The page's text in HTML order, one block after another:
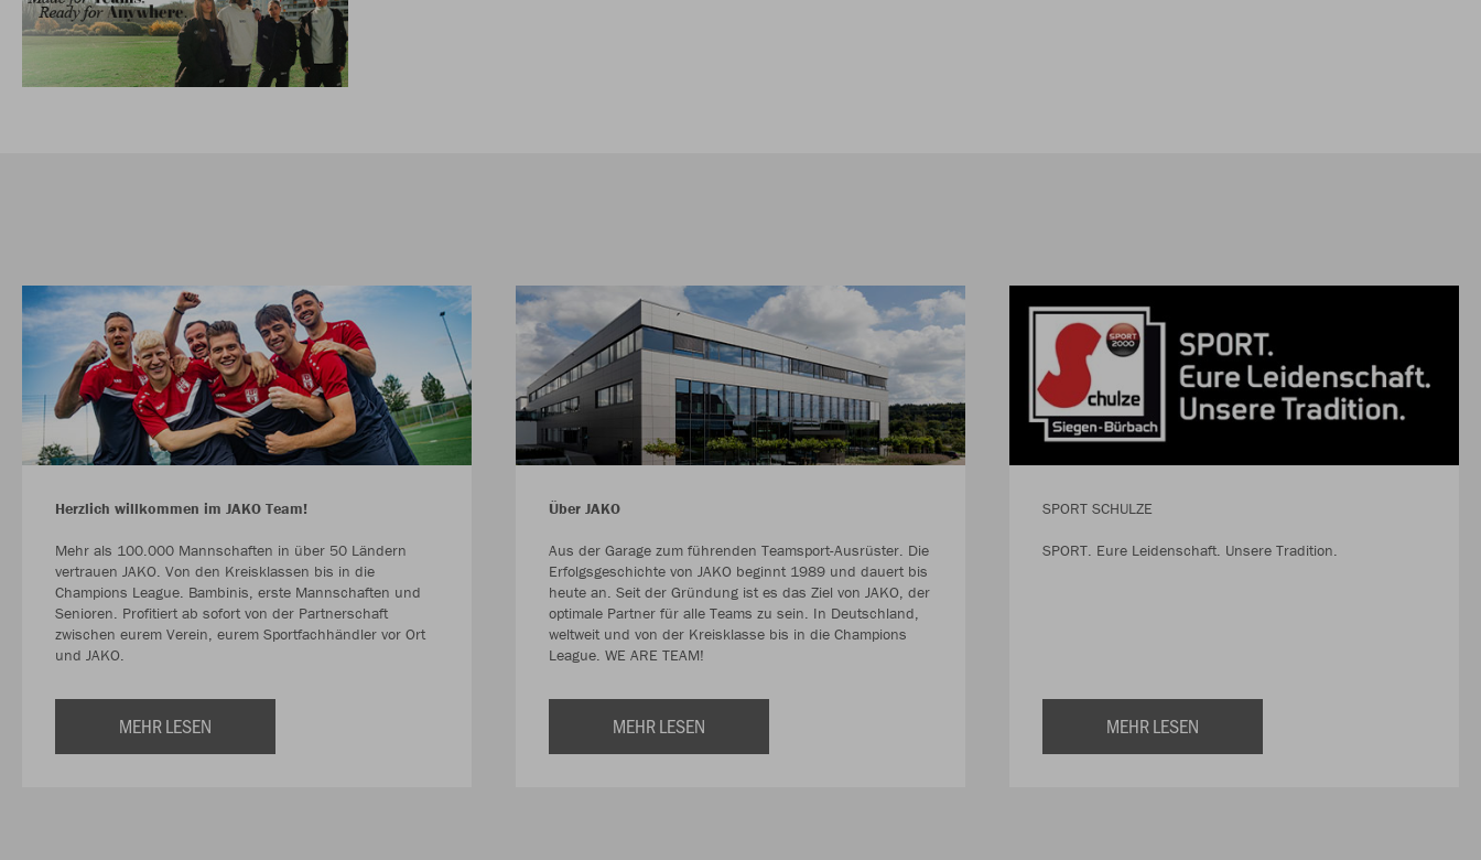
Herzlich willkommen im JAKO Team!
Mehr als 100.000 Mannschaften in über 50 Ländern
vertrauen JAKO. Von den Kreisklassen bis in die
Champions League. Bambinis, erste Mannschaften und
Senioren. Profitiert ab sofort von der Partnerschaft
zwischen eurem Verein, eurem Sportfachhändler vor Ort
und JAKO.
MEHR LESEN
Über JAKO
Aus der Garage zum führenden Teamsport-Ausrüster. Die
Erfolgsgeschichte von JAKO beginnt 1989 und dauert bis
heute an. Seit der Gründung ist es das Ziel von JAKO, der
optimale Partner für alle Teams zu sein. In Deutschland,
weltweit und von der Kreisklasse bis in die Champions
League. WE ARE TEAM!
MEHR LESEN
SPORT SCHULZE
SPORT. Eure Leidenschaft. Unsere Tradition.
MEHR LESEN